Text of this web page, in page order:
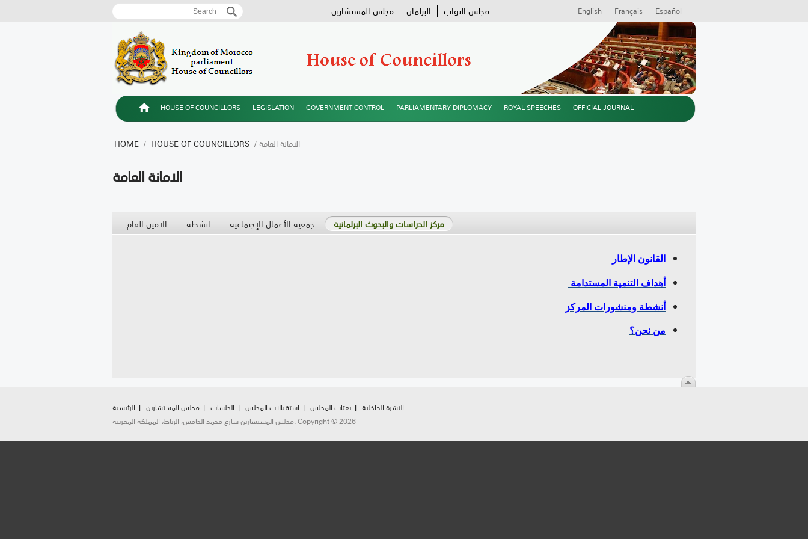
Search form
Search مجلس النواب البرلمان مجلس المستشارين Español
Français
English
HOUSE OF COUNCILLORS LEGISLATION GOVERNMENT CONTROL PARLIAMENTARY DIPLOMACY ROYAL SPEECHES OFFICIAL JOURNAL
HOME / HOUSE OF COUNCILLORS / الامانة العامة
الامانة العامة
الامين العام انشطة جمعية الأعمال الإجتماعية مركز الدراسات والبحوث البرلمانية
القانون الإطار
أهداف التنمية المستدامة
أنشطة ومنشورات المركز
من نحن؟
الرئيسية مجلس المستشارين الجلسات استقبالات المجلس بعثات المجلس
النشرة الداخلية
مجلس المستشارين شارع محمد الخامس، الرباط، المملكة المغربية. Copyright © 2026